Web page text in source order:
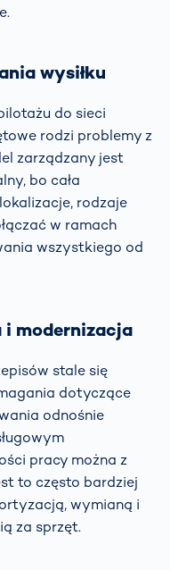
wysiłku
do sieci
rodzi problemy z
zarządzany jest
bo cała
rodzaje
w ramach
wszystkiego od
i modernizacja
stale się
dotyczące
odnośnie
pracy można z
to często bardziej
wymianą i
za sprzęt.